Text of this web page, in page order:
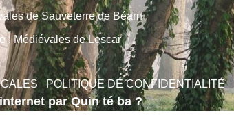
de Sauveterre de Béarn
: Médiévales de Lescar
POLITIQUE DE CONFIDENTIALITÉ
par Quin té ba ?